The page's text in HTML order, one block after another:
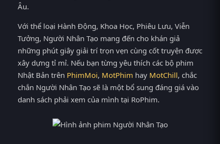
Âu.
Với thể loại Hành Động, Khoa Học, Phiêu Lưu, Viễn
Tưởng, Người Nhân Tạo mang đến cho khán giả
những phút giây giải trí trọn vẹn cùng cốt truyện được
xây dựng tỉ mỉ. Nếu bạn từng yêu thích các bộ phim
Nhật Bản trên PhimMoi, MotPhim hay MotChill, chắc
chắn Người Nhân Tạo sẽ là một bổ sung đáng giá vào
danh sách phải xem của mình tại RoPhim.